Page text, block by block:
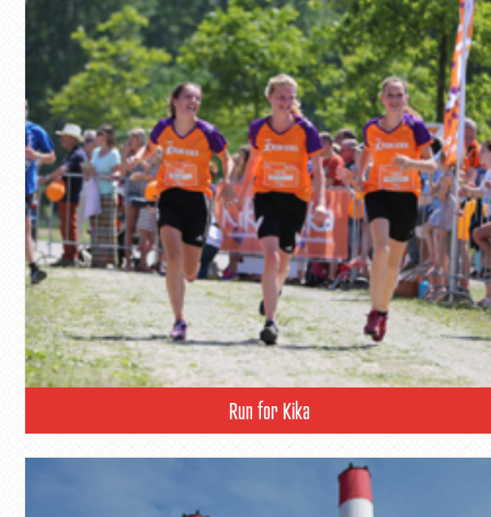
Run for Kika